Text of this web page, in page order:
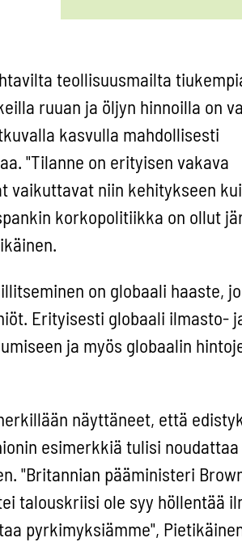
teollisuusmailta
ruuan ja öljyn hinnoilla on
kasvulla mahdollisesti
"Tilanne on erityisen vakava
vaikuttavat niin kehitykseen
korkopolitiikka on ollut
on globaali haaste,
Erityisesti globaali ilmasto-
ja myös globaalin
näyttäneet, että
esimerkkiä tulisi noudattaa
"Britannian pääministeri
talouskriisi ole syy höllentää
pyrkimyksiämme",